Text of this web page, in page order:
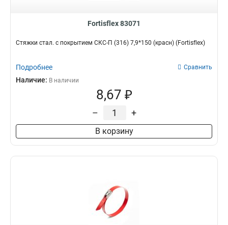
Fortisflex 83071
Стяжки стал. с покрытием СКС-П (316) 7,9*150 (красн) (Fortisflex)
Подробнее Сравнить
Наличие: В наличии
8,67 ₽
– +
В корзину